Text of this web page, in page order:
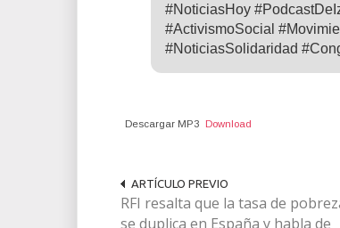
#NoticiasHoy
#ActivismoSocial
#NoticiasSolidaridad
Descargar MP3 Download
ARTÍCULO PREVIO
RFI resalta que la tasa de
se duplica en España y habla de